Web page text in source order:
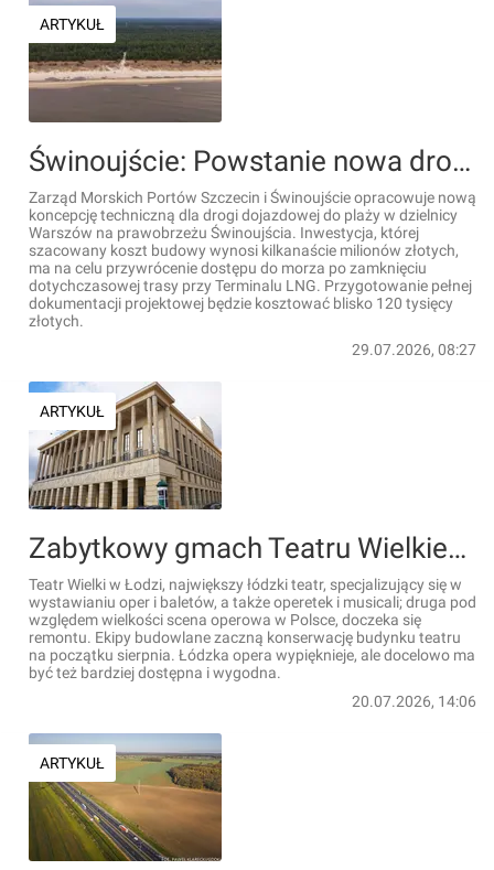
ARTYKUŁ
Świnoujście: Powstanie nowa droga na plażę w Warszowie za kilkanaście milionów złotych
Zarząd Morskich Portów Szczecin i Świnoujście opracowuje nową
koncepcję techniczną dla drogi dojazdowej do plaży w dzielnicy
Warszów na prawobrzeżu Świnoujścia. Inwestycja, której
szacowany koszt budowy wynosi kilkanaście milionów złotych,
ma na celu przywrócenie dostępu do morza po zamknięciu
dotychczasowej trasy przy Terminalu LNG. Przygotowanie pełnej
dokumentacji projektowej będzie kosztować blisko 120 tysięcy
złotych.
29.07.2026, 08:27
ARTYKUŁ
Zabytkowy gmach Teatru Wielkiego w Łodzi doczeka się remontu
Teatr Wielki w Łodzi, największy łódzki teatr, specjalizujący się w
wystawianiu oper i baletów, a także operetek i musicali; druga pod
względem wielkości scena operowa w Polsce, doczeka się
remontu. Ekipy budowlane zaczną konserwację budynku teatru
na początku sierpnia. Łódzka opera wypięknieje, ale docelowo ma
być też bardziej dostępna i wygodna.
20.07.2026, 14:06
ARTYKUŁ